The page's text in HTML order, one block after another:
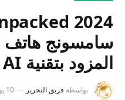
المزود بتقنية Galaxy AI
بواسطة فريق التحرير 10 يوليو، 2024